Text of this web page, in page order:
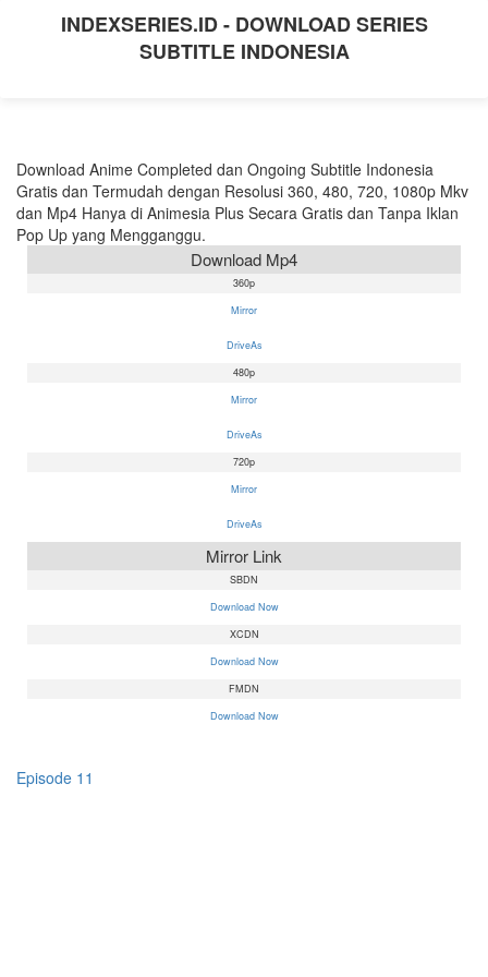
INDEXSERIES.ID - DOWNLOAD SERIES
SUBTITLE INDONESIA
Download Anime Completed dan Ongoing Subtitle Indonesia
Gratis dan Termudah dengan Resolusi 360, 480, 720, 1080p Mkv
dan Mp4 Hanya di Animesia Plus Secara Gratis dan Tanpa Iklan
Pop Up yang Mengganggu.
Download Mp4
360p
Mirror
DriveAs
480p
Mirror
DriveAs
720p
Mirror
DriveAs
Mirror Link
SBDN
Download Now
XCDN
Download Now
FMDN
Download Now
Episode 11